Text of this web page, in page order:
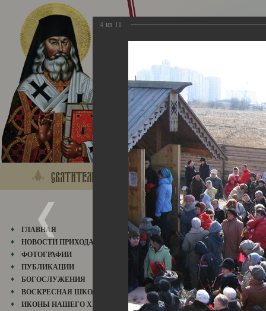
ГЛАВНАЯ
НОВОСТИ ПРИХОДА
ФОТОГРАФИИ
ПУБЛИКАЦИИ
БОГОСЛУЖЕНИЯ
ВОСКРЕСНАЯ ШКОЛА
ИКОНЫ НАШЕГО ХРАМА
16.04.2006
4 из 11